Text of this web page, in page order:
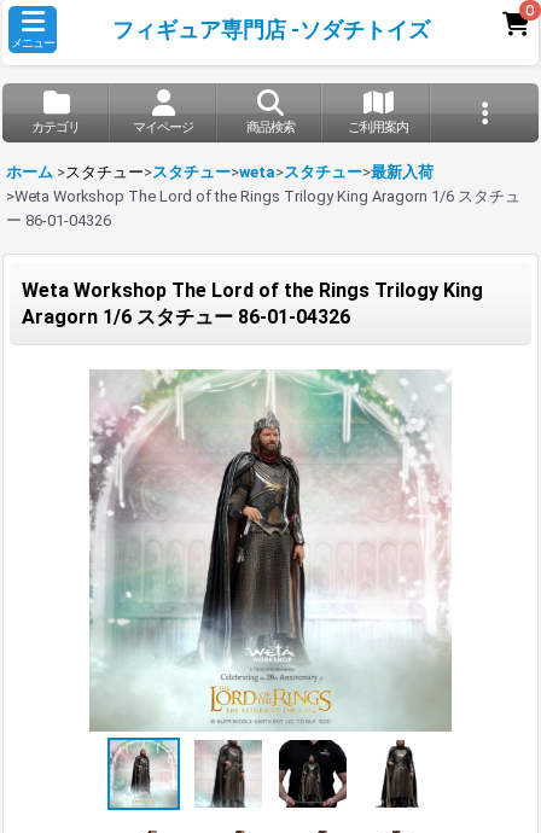
メニュー
フィギュア専門店 -ソダチトイズ
0
カテゴリ マイページ 商品検索 ご利用案内
ホーム >スタチュー>スタチュー>weta>スタチュー>最新入荷
>Weta Workshop The Lord of the Rings Trilogy King Aragorn 1/6 スタチュ
ー 86-01-04326
Weta Workshop The Lord of the Rings Trilogy King
Aragorn 1/6 スタチュー 86-01-04326